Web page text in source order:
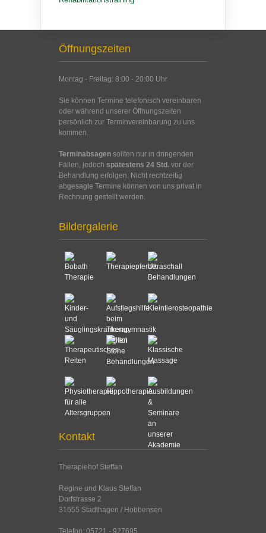
Öffnungszeiten
Montag - Freitag: 8:00 - 20:00 Uhr
Sie können Termine telefonisch vereinbaren
oder während unserer Öffnungszeiten
persönlich zur Terminvereinbarung zu uns
kommen.
Terminabsagen sollten nur in dringenden
Fällen, jedoch spätestens 24 Std. vor der
Behandlung erfolgen. Nicht rechtzeitig
abgesagte Termine können von uns privat in
Rechnung gestellt werden.
Bildergalerie
Kontakt
Therapiehof Steffan
Regine und Klaus Steffan
Dorfstrasse 2
31655 Stadthagen / Hobbensen
Telefon: 05721 - 927695